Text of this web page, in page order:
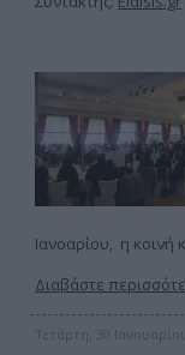
Ιανοαρίου, η κοινή
Διαβάστε
Τετάρτη, 30